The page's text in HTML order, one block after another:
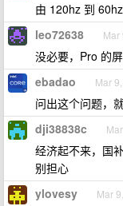
由 120hz 到
leo72638 Mar
没必要，Pro 的
ebadao Mar
问出这个问题，
dji38838c
经济起不来，国
别担心
ylovesy Mar